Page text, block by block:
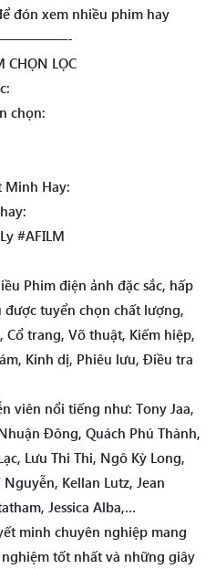
đón xem nhiều phim hay
CHỌN LỌC
chọn:
Minh Hay:
#AFILM
Phim điện ảnh đặc sắc, hấp
được tuyển chọn chất lượng,
trang, Võ thuật, Kiếm hiệp,
Kinh dị, Phiêu lưu, Điều tra
viên nổi tiếng như: Tony Jaa,
Đông, Quách Phú Thành,
Lưu Thi Thi, Ngô Kỳ Long,
Kellan Lutz, Jean
Jessica Alba,…
minh chuyên nghiệp mang
tốt nhất và những giây